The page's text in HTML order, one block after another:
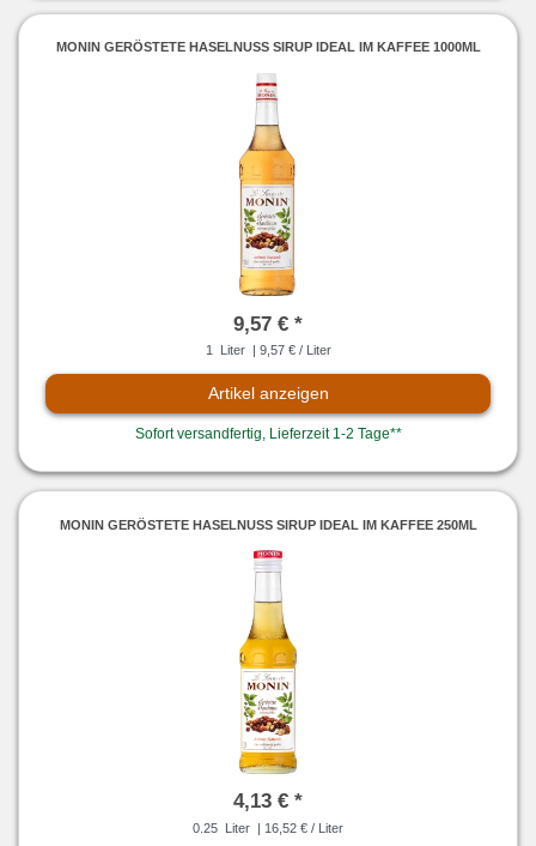
MONIN GERÖSTETE HASELNUSS SIRUP IDEAL IM KAFFEE 1000ML
9,57 € *
1 Liter | 9,57 € / Liter
Artikel anzeigen
Sofort versandfertig, Lieferzeit 1-2 Tage**
MONIN GERÖSTETE HASELNUSS SIRUP IDEAL IM KAFFEE 250ML
4,13 € *
0.25 Liter | 16,52 € / Liter